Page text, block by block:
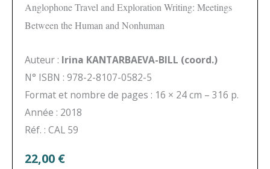
Anglophone Travel and Exploration Writing: Meetings
Between the Human and Nonhuman
Auteur : Irina KANTARBAEVA-BILL (coord.)
N° ISBN : 978-2-8107-0582-5
Format et nombre de pages : 16 × 24 cm – 316 p.
Année : 2018
Réf. : CAL 59
22,00 €